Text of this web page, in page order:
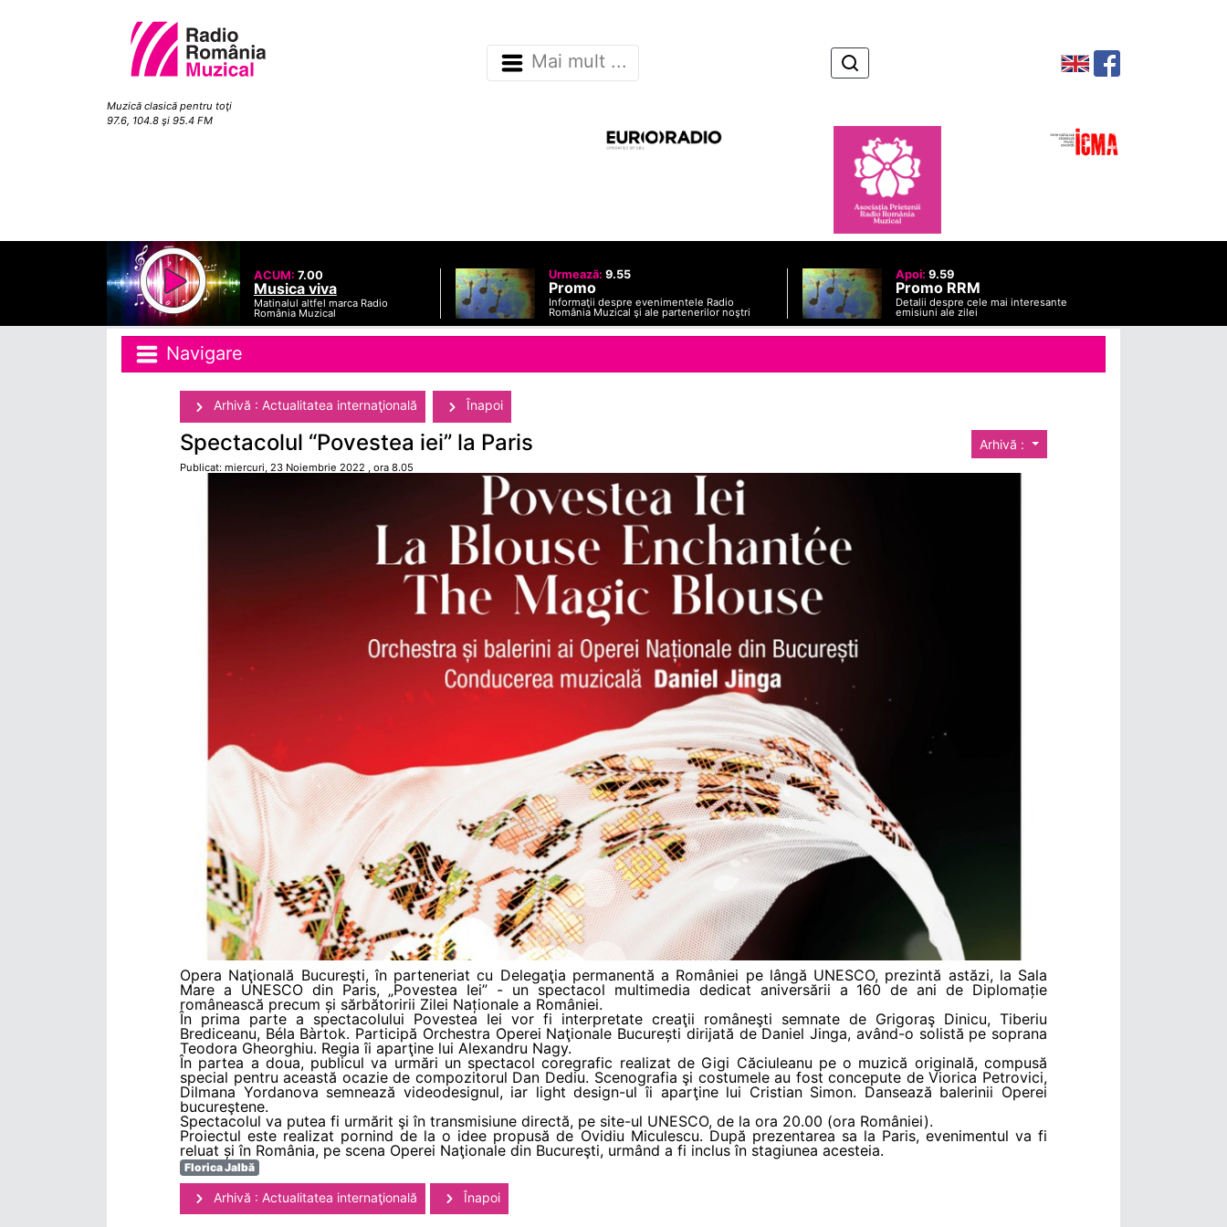
Muzică clasică pentru toţi
97.6, 104.8 şi 95.4 FM
Mai mult ...
ACUM: 7.00
Musica viva
Matinalul altfel marca Radio
România Muzical
Urmează: 9.55
Promo
Informaţii despre evenimentele Radio
România Muzical şi ale partenerilor noştri
Apoi: 9.59
Promo RRM
Detalii despre cele mai interesante
emisiuni ale zilei
Navigare
Arhivă : Actualitatea internaţională Înapoi
Arhivă :
Spectacolul “Povestea iei” la Paris
Publicat: miercuri, 23 Noiembrie 2022 , ora 8.05
Opera Naţională Bucureşti, în parteneriat cu Delegaţia permanentă a României pe lângă UNESCO, prezintă astăzi, la Sala
Mare a UNESCO din Paris, „Povestea Iei” - un spectacol multimedia dedicat aniversării a 160 de ani de Diplomație
românească precum și sărbătoririi Zilei Naționale a României.
În prima parte a spectacolului Povestea Iei vor fi interpretate creaţii româneşti semnate de Grigoraş Dinicu, Tiberiu
Brediceanu, Béla Bàrtok. Participă Orchestra Operei Naţionale București dirijată de Daniel Jinga, având-o solistă pe soprana
Teodora Gheorghiu. Regia îi aparţine lui Alexandru Nagy.
În partea a doua, publicul va urmări un spectacol coregrafic realizat de Gigi Căciuleanu pe o muzică originală, compusă
special pentru această ocazie de compozitorul Dan Dediu. Scenografia şi costumele au fost concepute de Viorica Petrovici,
Dilmana Yordanova semnează videodesignul, iar light design-ul îi aparţine lui Cristian Simon. Dansează balerinii Operei
bucureştene.
Spectacolul va putea fi urmărit şi în transmisiune directă, pe site-ul UNESCO, de la ora 20.00 (ora României).
Proiectul este realizat pornind de la o idee propusă de Ovidiu Miculescu. După prezentarea sa la Paris, evenimentul va fi
reluat și în România, pe scena Operei Naţionale din Bucureşti, urmând a fi inclus în stagiunea acesteia.
Florica Jalbă
Arhivă : Actualitatea internaţională Înapoi